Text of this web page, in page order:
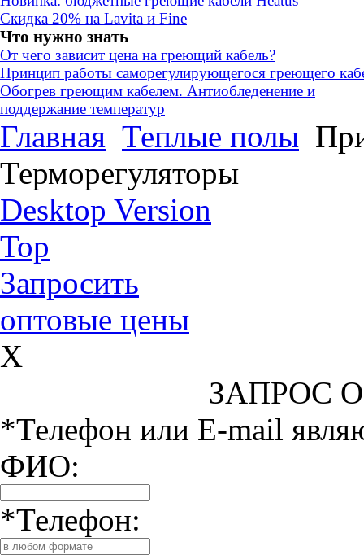
Скидка 20% на Lavita и Fine
Что нужно знать
От чего зависит цена на греющий кабель?
Принцип работы саморегулирующегося греющего
Обогрев греющим кабелем. Антиобледенение и
поддержание температур
Главная Теплые полы
Терморегуляторы
Desktop Version
Top
Запросить
оптовые цены
X
ЗАПРОС
*Телефон или E-mail
ФИО:
*Телефон: